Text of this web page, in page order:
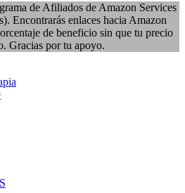
de Afiliados de Amazon Services
Encontrarás enlaces hacia Amazon
de beneficio sin que tu precio
Gracias por tu apoyo.